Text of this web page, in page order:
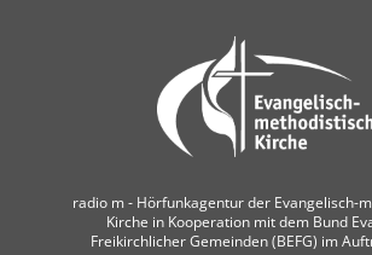
radio m ‐ Hörfunkagentur der Evangelisch-
Kirche in Kooperation mit dem Bund
Freikirchlicher Gemeinden (BEFG) im